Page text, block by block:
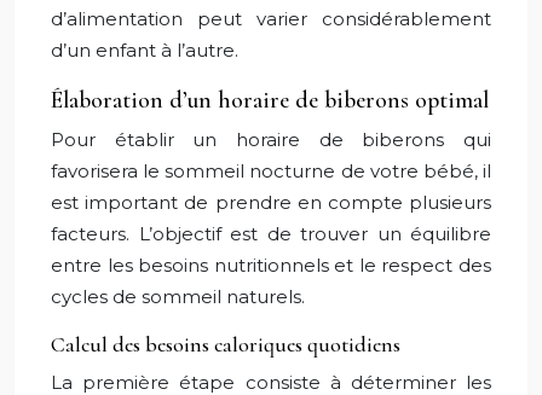
d’alimentation peut varier considérablement
d’un enfant à l’autre.
Élaboration d’un horaire de biberons optimal
Pour établir un horaire de biberons qui
favorisera le sommeil nocturne de votre bébé, il
est important de prendre en compte plusieurs
facteurs. L’objectif est de trouver un équilibre
entre les besoins nutritionnels et le respect des
cycles de sommeil naturels.
Calcul des besoins caloriques quotidiens
La première étape consiste à déterminer les